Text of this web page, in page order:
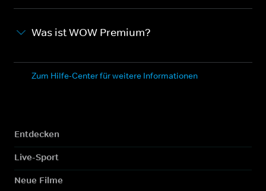
Was ist WOW Premium?
Zum Hilfe-Center für weitere Informationen
Entdecken
Live-Sport
Neue Filme